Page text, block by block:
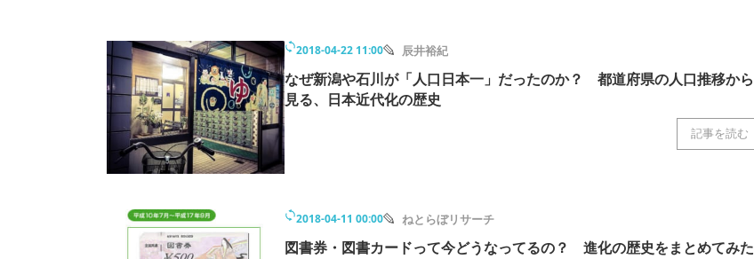
2018-04-22 11:00 辰井裕紀
なぜ新潟や石川が「人口日本一」だったのか？ 都道府県の人口推移から
見る、日本近代化の歴史
記事を読む
2018-04-11 00:00 ねとらぼリサーチ
図書券・図書カードって今どうなってるの？ 進化の歴史をまとめてみた